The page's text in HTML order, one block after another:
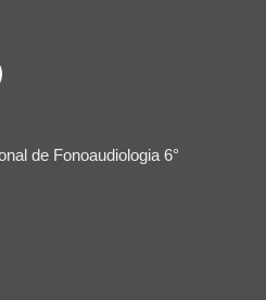
de Fonoaudiologia 6°